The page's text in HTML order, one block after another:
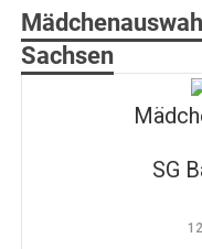
Sachsen
SG